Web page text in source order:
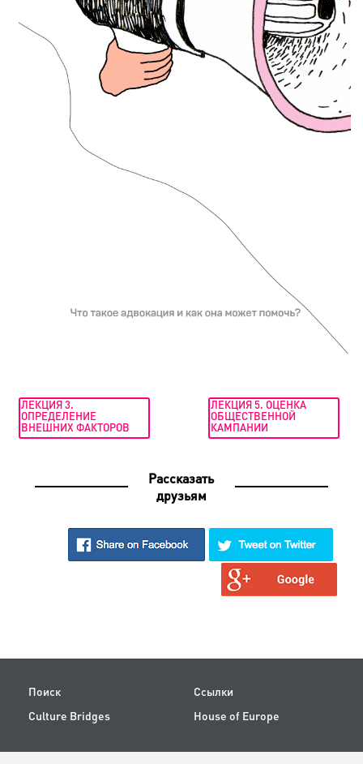
ЛЕКЦИЯ 3.
ОПРЕДЕЛЕНИЕ
ВНЕШНИХ ФАКТОРОВ
ЛЕКЦИЯ 5. ОЦЕНКА
ОБЩЕСТВЕННОЙ
КАМПАНИИ
Рассказать
друзьям
Поиск
Ссылки
Culture Bridges
House of Europe